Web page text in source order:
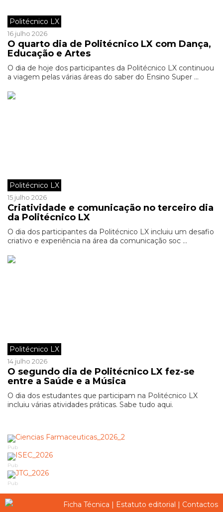
Politécnico LX
16 julho 2026
O quarto dia de Politécnico LX com Dança,
Educação e Artes
O dia de hoje dos participantes da Politécnico LX continuou
a viagem pelas várias áreas do saber do Ensino Super ...
Politécnico LX
15 julho 2026
Criatividade e comunicação no terceiro dia
da Politécnico LX
O dia dos participantes da Politécnico LX incluiu um desafio
criativo e experiência na área da comunicação soc ...
Politécnico LX
14 julho 2026
O segundo dia de Politécnico LX fez-se
entre a Saúde e a Música
O dia dos estudantes que participam na Politécnico LX
incluiu várias atividades práticas. Sabe tudo aqui.
Pub
Pub
Pub
Ficha Técnica | Estatuto editorial | Contactos